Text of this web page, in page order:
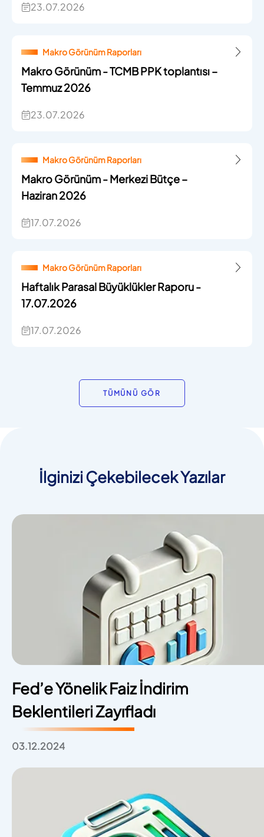
23.07.2026
Makro Görünüm Raporları
Makro Görünüm - TCMB PPK toplantısı –
Temmuz 2026
23.07.2026
Makro Görünüm Raporları
Makro Görünüm - Merkezi Bütçe –
Haziran 2026
17.07.2026
Makro Görünüm Raporları
Haftalık Parasal Büyüklükler Raporu -
17.07.2026
17.07.2026
TÜMÜNÜ GÖR
İlginizi Çekebilecek Yazılar
Fed’e Yönelik Faiz İndirim
Beklentileri Zayıfladı
03.12.2024